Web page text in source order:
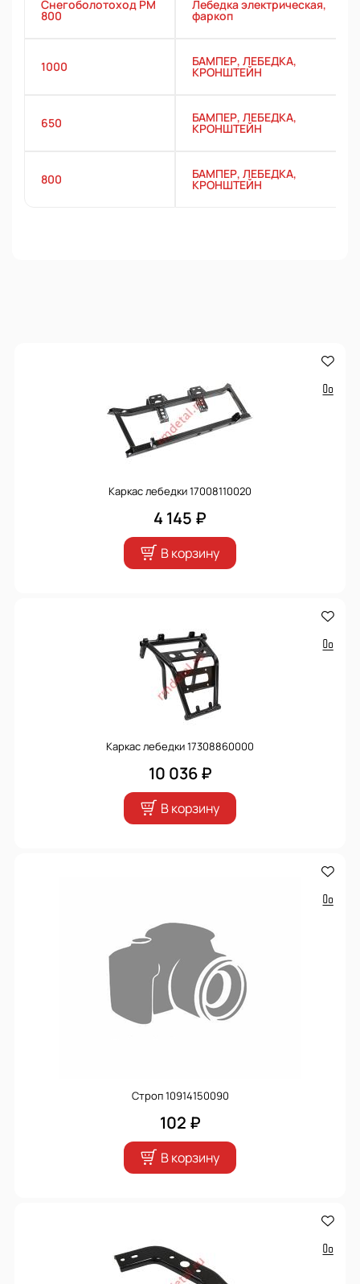
Снегоболотоход РМ
800
Лебедка электрическая,
фаркоп
1000 БАМПЕР, ЛЕБЕДКА,
КРОНШТЕЙН
650 БАМПЕР, ЛЕБЕДКА,
КРОНШТЕЙН
800 БАМПЕР, ЛЕБЕДКА,
КРОНШТЕЙН
Каркас лебедки 17008110020
4 145 ₽
В корзину
Каркас лебедки 17308860000
10 036 ₽
В корзину
Строп 10914150090
102 ₽
В корзину